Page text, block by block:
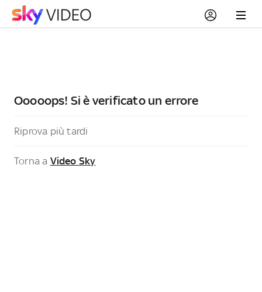
Ooooops! Si è verificato un errore
Riprova più tardi
Torna a Video Sky